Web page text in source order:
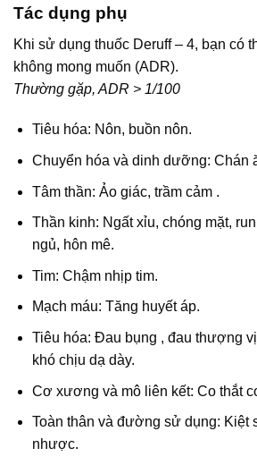
Tác dụng phụ
Khi sử dụng thuốc Deruff – 4, bạn có
không mong muốn (ADR).
Thường gặp, ADR > 1/100
Tiêu hóa: Nôn, buồn nôn.
Chuyển hóa và dinh dưỡng: Chán
Tâm thần: Ảo giác, trầm cảm .
Thần kinh: Ngất xỉu, chóng mặt,
ngủ, hôn mê.
Tim: Chậm nhịp tim.
Mạch máu: Tăng huyết áp.
Tiêu hóa: Đau bụng , đau thượng
khó chịu dạ dày.
Cơ xương và mô liên kết: Co thắt
Toàn thân và đường sử dụng: Kiệt
nhược.